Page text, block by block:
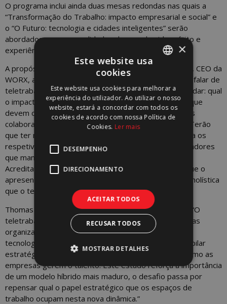
O programa inclui ainda duas mesas redondas nas quais a
“Transformação do Trabalho: impacto empresarial e social” e
o “O Futuro: tecnologia e cidades inteligentes” serão
abordados por personalidades de reconhecido mérito e
experiência nas respetivas áreas.
A propósito do Estudo e do evento, Pedro Rutkowski, CEO da
WORX, afirmou: “Apesar do muito que se tem vindo a falar de
teletrabalho, há vertentes que permanecem por abordar: qual
o impacto do teletrabalho no mercado imobiliário? O que
devem oferecer os espaços de trabalho para atrair os
colaboradores ao trabalho presencial? E as cidades? Terão
que ter novas respostas para atrair as empresas para os
respetivos centros urbanos e, com estas, os colaboradores
que mantêm vivo o comércio e as atividades locais?
Acreditamos que este Este Estudo e a Conferência que o
apresenta, serão um relevante passo na abordagem holística
que o teletrabalho justifica.
Thomas Marra, CEO da Gi Group Holding, afirma que “O
teletrabalho acelerou uma transformação estrutural nas
organizações, que vai muito além da adoção de novas
tecnologias. A flexibilidade assume-se hoje como um pilar
estratégico, exigindo um novo olhar sobre a forma como as
empresas gerem o talento. Este estudo reforça a importância
de um modelo híbrido mais maduro, o desafio passa por
repensar qual o papel estratégico que os espaços de
trabalho ocupam nesta nova dinâmica.”
ENGLISH
×
Este website usa
cookies
Este website usa cookies para melhorar a
experiência do utilizador. Ao utilizar o nosso
website, estará a concordar com todos os
cookies de acordo com nossa Política de
Cookies. Ler mais
DESEMPENHO
DIRECIONAMENTO
ACEITAR TODOS
RECUSAR TODOS
MOSTRAR DETALHES